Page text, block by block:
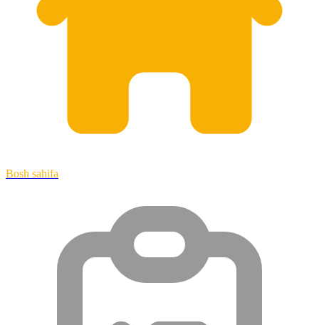
Bosh sahifa